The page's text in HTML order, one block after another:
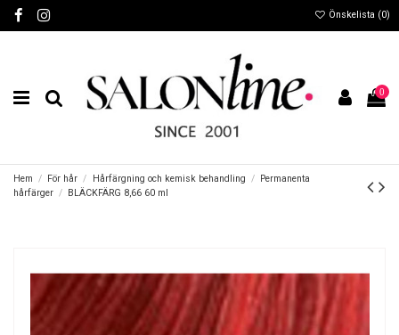
Önskelista (0)
0
Hem För hår Hårfärgning och kemisk behandling
Permanenta
hårfärger
BLÄCKFÄRG 8,66 60 ml